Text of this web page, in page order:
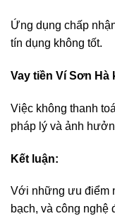
Ứng dụng chấp
tín dụng không tốt.
Vay tiền Ví Sơn
Việc không thanh
pháp lý và ảnh
Kết luận:
Với những ưu điểm
bạch, và công nghệ